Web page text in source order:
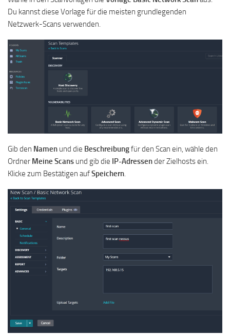
Du kannst diese Vorlage für die meisten grundlegenden
Netzwerk-Scans verwenden.
Gib den Namen und die Beschreibungfür den Scan ein, wähle den
Ordner Meine Scans und gib die IP-Adressender Zielhosts ein.
Klicke zum Bestätigen aufSpeichern.